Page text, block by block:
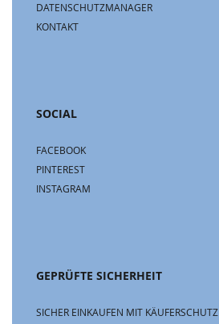
DATENSCHUTZMANAGER
KONTAKT
SOCIAL
FACEBOOK
PINTEREST
INSTAGRAM
GEPRÜFTE SICHERHEIT
SICHER EINKAUFEN MIT KÄUFERSCHUTZ